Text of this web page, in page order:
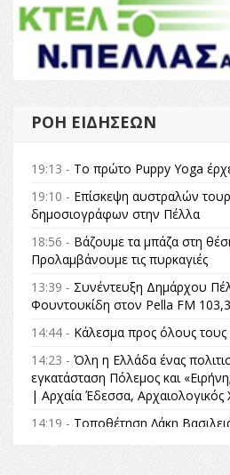
ΡΟΉ ΕΙΔΉΣΕΩΝ
19:13 - Το πρώτο Puppy Yoga
19:10 - Επίσκεψη αυστραλών
δημοσιογράφων στην Πέλλα
18:56 - Βάζουμε τα μπάζα στη
Προλαμβάνουμε τις πυρκαγιές
13:39 - Συνέντευξη Δημάρχου
Φουντουκίδη στον Pella FM 103,3
14:44 - Κάλεσμα προς όλους τους
14:23 - Όλη η Ελλάδα ένας
εγκατάσταση Πόλεμος και
| Αρχαία Έδεσσα,
14:19 - Τοποθέτηση Λάκη
Αναθεώρηση του Συντάγματος:
θεσμικές διαδικασίες υπάρχει